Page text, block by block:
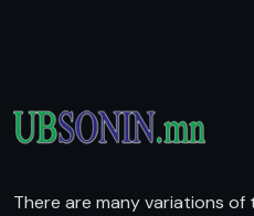
There are many variations